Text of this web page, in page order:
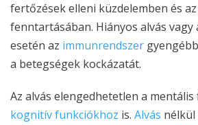
fertőzések elleni küzdelemben és az
fenntartásában. Hiányos alvás vagy
esetén az immunrendszer
a betegségek kockázatát.
Az alvás elengedhetetlen a mentális
kognitív funkciókhoz is. Alvás nélkül